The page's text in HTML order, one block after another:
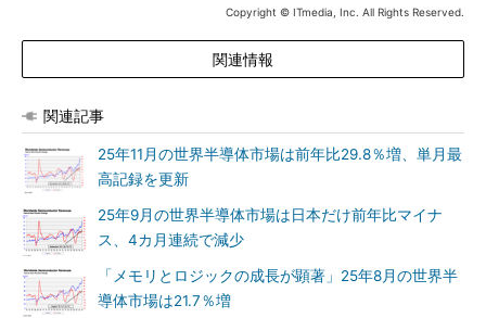
Copyright © ITmedia, Inc. All Rights Reserved.
関連情報
関連記事
25年11月の世界半導体市場は前年比29.8％増、単月最
高記録を更新
25年9月の世界半導体市場は日本だけ前年比マイナ
ス、4カ月連続で減少
「メモリとロジックの成長が顕著」25年8月の世界半
導体市場は21.7％増